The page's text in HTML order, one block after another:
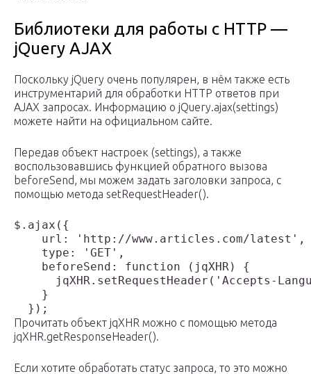
Библиотеки для работы с HTTP —
jQuery AJAX
Поскольку jQuery очень популярен, в нём также есть
инструментарий для обработки HTTP ответов при
AJAX запросах. Информацию о jQuery.ajax(settings)
можете найти на официальном сайте.
Передав объект настроек (settings), а также
воспользовавшись функцией обратного вызова
beforeSend, мы можем задать заголовки запроса, с
помощью метода setRequestHeader().
$.ajax({
    url: 'http://www.articles.com/latest',
    type: 'GET',
    beforeSend: function (jqXHR) {
jqXHR.setRequestHeader('Accepts-
    }
Прочитать объект jqXHR можно с помощью метода
jqXHR.getResponseHeader().
Если хотите обработать статус запроса, то это можно